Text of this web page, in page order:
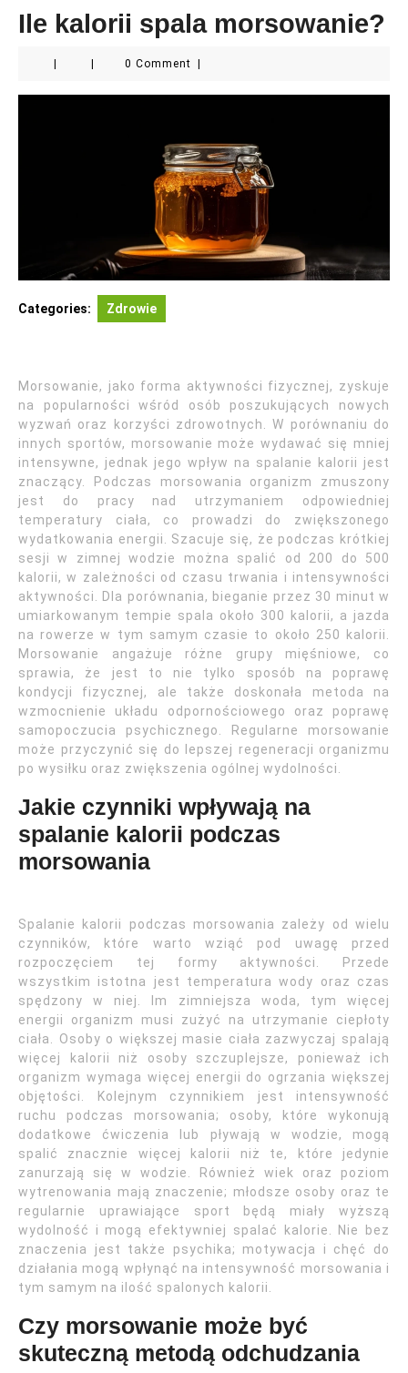
Ile kalorii spala morsowanie?
0 Comment
Categories: Zdrowie
Morsowanie, jako forma aktywności fizycznej, zyskuje
na popularności wśród osób poszukujących nowych
wyzwań oraz korzyści zdrowotnych. W porównaniu do
innych sportów, morsowanie może wydawać się mniej
intensywne, jednak jego wpływ na spalanie kalorii jest
znaczący. Podczas morsowania organizm zmuszony
jest do pracy nad utrzymaniem odpowiedniej
temperatury ciała, co prowadzi do zwiększonego
wydatkowania energii. Szacuje się, że podczas krótkiej
sesji w zimnej wodzie można spalić od 200 do 500
kalorii, w zależności od czasu trwania i intensywności
aktywności. Dla porównania, bieganie przez 30 minut w
umiarkowanym tempie spala około 300 kalorii, a jazda
na rowerze w tym samym czasie to około 250 kalorii.
Morsowanie angażuje różne grupy mięśniowe, co
sprawia, że jest to nie tylko sposób na poprawę
kondycji fizycznej, ale także doskonała metoda na
wzmocnienie układu odpornościowego oraz poprawę
samopoczucia psychicznego. Regularne morsowanie
może przyczynić się do lepszej regeneracji organizmu
po wysiłku oraz zwiększenia ogólnej wydolności.
Jakie czynniki wpływają na
spalanie kalorii podczas
morsowania
Spalanie kalorii podczas morsowania zależy od wielu
czynników, które warto wziąć pod uwagę przed
rozpoczęciem tej formy aktywności. Przede
wszystkim istotna jest temperatura wody oraz czas
spędzony w niej. Im zimniejsza woda, tym więcej
energii organizm musi zużyć na utrzymanie ciepłoty
ciała. Osoby o większej masie ciała zazwyczaj spalają
więcej kalorii niż osoby szczuplejsze, ponieważ ich
organizm wymaga więcej energii do ogrzania większej
objętości. Kolejnym czynnikiem jest intensywność
ruchu podczas morsowania; osoby, które wykonują
dodatkowe ćwiczenia lub pływają w wodzie, mogą
spalić znacznie więcej kalorii niż te, które jedynie
zanurzają się w wodzie. Również wiek oraz poziom
wytrenowania mają znaczenie; młodsze osoby oraz te
regularnie uprawiające sport będą miały wyższą
wydolność i mogą efektywniej spalać kalorie. Nie bez
znaczenia jest także psychika; motywacja i chęć do
działania mogą wpłynąć na intensywność morsowania i
tym samym na ilość spalonych kalorii.
Czy morsowanie może być
skuteczną metodą odchudzania